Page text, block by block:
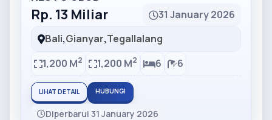
Rp. 13 Miliar
31 January 2026
Bali,Gianyar,Tegallalang
1,200 M2 1,200 M2 6 6
LIHAT DETAIL HUBUNGI
Diperbarui 31 January 2026